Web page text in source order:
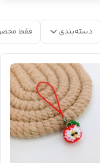
دسته‌بندی فقط